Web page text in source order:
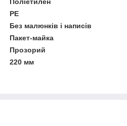
РЕ
Без малюнків і написів
Пакет-майка
Прозорий
220 мм